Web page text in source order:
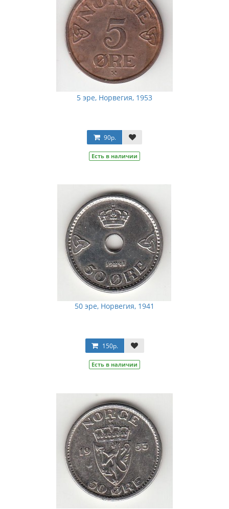
5 эре, Норвегия, 1953
90р.
Есть в наличии
50 эре, Норвегия, 1941
150р.
Есть в наличии